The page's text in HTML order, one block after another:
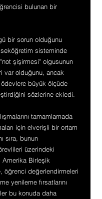
bulunan bir
bir sorun olduğunu
sisteminde
şişirmesi" olgusunun
var olduğunu, ancak
büyük ölçüde
sözlerine ekledi.
tamamlamada
için elverişli bir ortam
sıra, bunun
üzerindeki
Amerika Birleşik
öğrenci değerlendirmeleri
yenileme fırsatlarını
bu konuda daha